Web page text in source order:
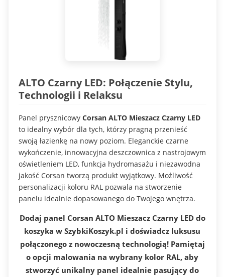
ALTO Czarny LED: Połączenie Stylu,
Technologii i Relaksu
Panel prysznicowy Corsan ALTO Mieszacz Czarny LED
to idealny wybór dla tych, którzy pragną przenieść
swoją łazienkę na nowy poziom. Eleganckie czarne
wykończenie, innowacyjna deszczownica z nastrojowym
oświetleniem LED, funkcja hydromasażu i niezawodna
jakość Corsan tworzą produkt wyjątkowy. Możliwość
personalizacji koloru RAL pozwala na stworzenie
panelu idealnie dopasowanego do Twojego wnętrza.
Dodaj panel Corsan ALTO Mieszacz Czarny LED do
koszyka w SzybkiKoszyk.pl i doświadcz luksusu
połączonego z nowoczesną technologią! Pamiętaj
o opcji malowania na wybrany kolor RAL, aby
stworzyć unikalny panel idealnie pasujący do